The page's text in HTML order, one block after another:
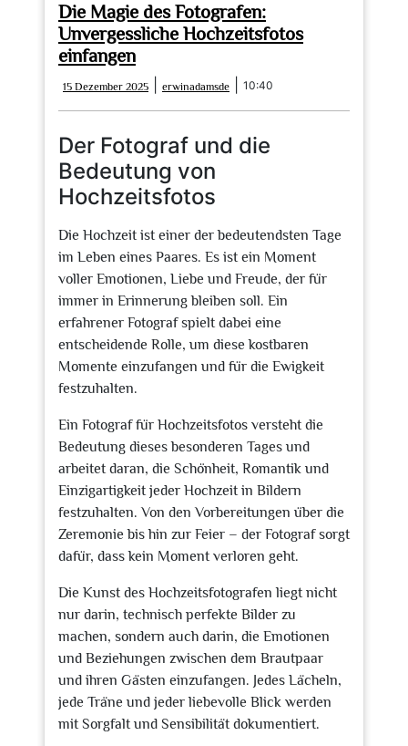
Die Magie des Fotografen:
Unvergessliche Hochzeitsfotos
einfangen
15 Dezember 2025
Dezember
2025
erwinadamsde erwinadamsde
10:40
Der Fotograf und die
Bedeutung von
Hochzeitsfotos
Die Hochzeit ist einer der bedeutendsten Tage
im Leben eines Paares. Es ist ein Moment
voller Emotionen, Liebe und Freude, der für
immer in Erinnerung bleiben soll. Ein
erfahrener Fotograf spielt dabei eine
entscheidende Rolle, um diese kostbaren
Momente einzufangen und für die Ewigkeit
festzuhalten.
Ein Fotograf für Hochzeitsfotos versteht die
Bedeutung dieses besonderen Tages und
arbeitet daran, die Schönheit, Romantik und
Einzigartigkeit jeder Hochzeit in Bildern
festzuhalten. Von den Vorbereitungen über die
Zeremonie bis hin zur Feier – der Fotograf sorgt
dafür, dass kein Moment verloren geht.
Die Kunst des Hochzeitsfotografen liegt nicht
nur darin, technisch perfekte Bilder zu
machen, sondern auch darin, die Emotionen
und Beziehungen zwischen dem Brautpaar
und ihren Gästen einzufangen. Jedes Lächeln,
jede Träne und jeder liebevolle Blick werden
mit Sorgfalt und Sensibilität dokumentiert.